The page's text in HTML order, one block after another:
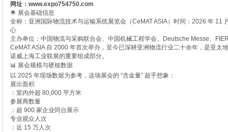
网址：www.expo754750.com
🌟 展会基础信息
全称：亚洲国际物流技术与运输系统展览会（CeMAT ASIA）时间：2026 年 11
心
主办单位：中国物流与采购联合会、中国机械工程学会、Deutsche Messe、
CeMAT ASIA 自 2000 年首次举办，至今已深耕亚洲物流行业二十余年，是亚太
诺威上海工业联展的重要组成部分。
📊 展会规模与硬核数据
以 2025 年现场数据为参考，这场展会的 “含金量” 超乎想象：
展出面积
：室内外超 80,000 平方米
参展商数量
：超 900 家企业同台展示
专业观众人次
：近 15 万人次